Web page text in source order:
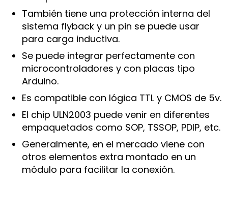
También tiene una protección interna del
sistema flyback y un pin se puede usar
para carga inductiva.
Se puede integrar perfectamente con
microcontroladores y con placas tipo
Arduino.
Es compatible con lógica TTL y CMOS de 5v.
El chip ULN2003 puede venir en diferentes
empaquetados como SOP, TSSOP, PDIP, etc.
Generalmente, en el mercado viene con
otros elementos extra montado en un
módulo para facilitar la conexión.